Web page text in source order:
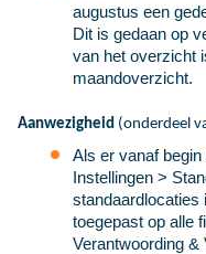
augustus een
Dit is gedaan op
van het overzicht
maandoverzicht.
Aanwezigheid (onderdeel
Als er vanaf
Instellingen >
standaardlocaties
toegepast op alle
Verantwoording